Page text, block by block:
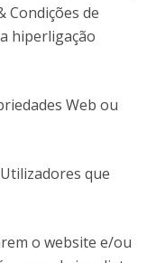
Condições de
hiperligação
Web ou
que
o website e/ou